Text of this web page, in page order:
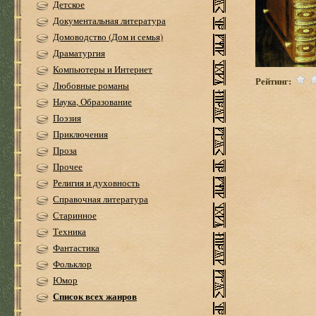
Детское
Документальная литература
Домоводство (Дом и семья)
Драматургия
Компьютеры и Интернет
Любовные романы
Наука, Образование
Поэзия
Приключения
Проза
Прочее
Религия и духовность
Справочная литература
Старинное
Техника
Фантастика
Фольклор
Юмор
Список всех жанров
Рейтинг: